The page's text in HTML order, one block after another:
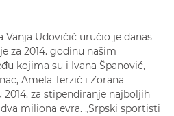
Udovičić uručio je danas
za 2014. godinu našim
kojima su i Ivana Španović,
Amela Terzić i Zorana
za stipendiranje najboljih
miliona evra. „Srpski sportisti